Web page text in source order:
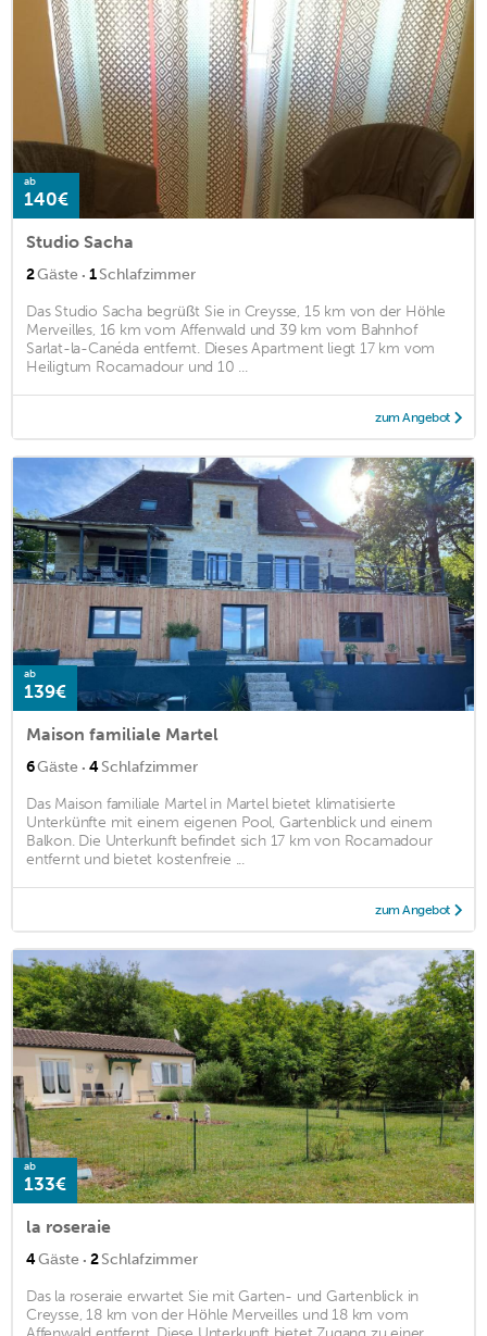
ab
140€
Studio Sacha
2Gäste · 1Schlafzimmer
Das Studio Sacha begrüßt Sie in Creysse, 15 km von der Höhle
Merveilles, 16 km vom Affenwald und 39 km vom Bahnhof
Sarlat-la-Canéda entfernt. Dieses Apartment liegt 17 km vom
Heiligtum Rocamadour und 10 ...
zum Angebot
ab
139€
Maison familiale Martel
6Gäste · 4Schlafzimmer
Das Maison familiale Martel in Martel bietet klimatisierte
Unterkünfte mit einem eigenen Pool, Gartenblick und einem
Balkon. Die Unterkunft befindet sich 17 km von Rocamadour
entfernt und bietet kostenfreie ...
zum Angebot
ab
133€
la roseraie
4Gäste · 2Schlafzimmer
Das la roseraie erwartet Sie mit Garten- und Gartenblick in
Creysse, 18 km von der Höhle Merveilles und 18 km vom